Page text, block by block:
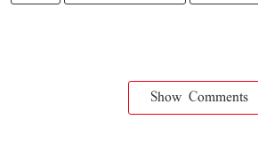
Show Comments